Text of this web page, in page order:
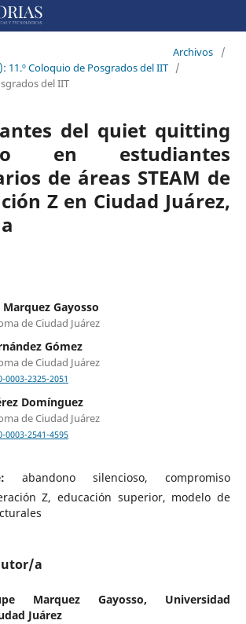
Archivos
/
11.º Coloquio de Posgrados del IIT /
del IIT
del quiet quitting
en estudiantes
de áreas STEAM de
Z en Ciudad Juárez,
Gayosso
de Ciudad Juárez
Gómez
de Ciudad Juárez
2325-2051
Domínguez
de Ciudad Juárez
2541-4595
abandono silencioso, compromiso
Z, educación superior, modelo de
a
Marquez Gayosso, Universidad
Juárez